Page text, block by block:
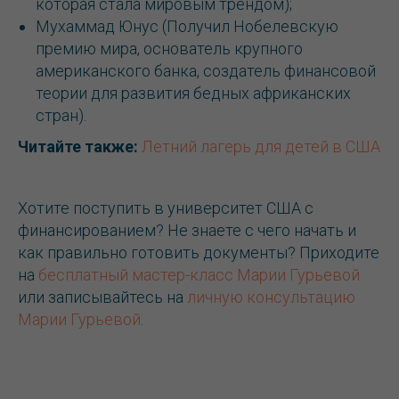
которая стала мировым трендом);
Мухаммад Юнус (Получил Нобелевскую
премию мира, основатель крупного
американского банка, создатель финансовой
теории для развития бедных африканских
стран).
Читайте также: Летний лагерь для детей в США
Хотите поступить в университет США с
финансированием? Не знаете с чего начать и
как правильно готовить документы? Приходите
на бесплатный мастер-класс Марии Гурьевой
или записывайтесь на личную консультацию
Марии Гурьевой